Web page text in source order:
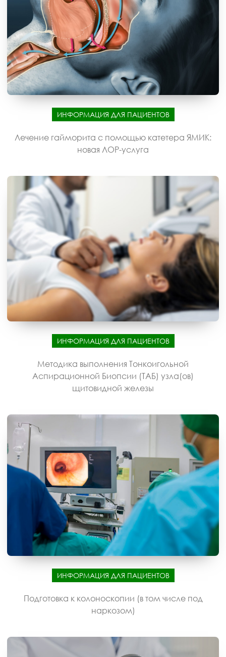
ИНФОРМАЦИЯ ДЛЯ ПАЦИЕНТОВ
Лечение гайморита с помощью катетера ЯМИК:
новая ЛОР-услуга
ИНФОРМАЦИЯ ДЛЯ ПАЦИЕНТОВ
Методика выполнения Тонкоигольной
Аспирационной Биопсии (ТАБ) узла(ов)
щитовидной железы
ИНФОРМАЦИЯ ДЛЯ ПАЦИЕНТОВ
Подготовка к колоноскопии (в том числе под
наркозом)